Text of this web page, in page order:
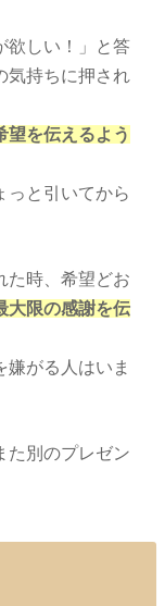
欲しい！」と答
気持ちに押され
望を伝えるよう
っと引いてから
た時、希望どお
大限の感謝を伝
嫌がる人はいま
た別のプレゼン